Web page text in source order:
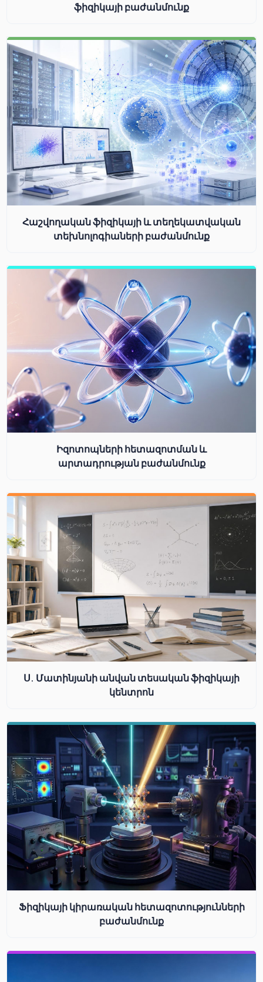
ֆիզիկայի բաժանմունք
Հաշվողական ֆիզիկայի և տեղեկատվական
տեխնոլոգիաների բաժանմունք
Իզոտոպների հետազոտման և
արտադրության բաժանմունք
Ս. Մատինյանի անվան տեսական ֆիզիկայի
կենտրոն
Ֆիզիկայի կիրառական հետազոտությունների
բաժանմունք